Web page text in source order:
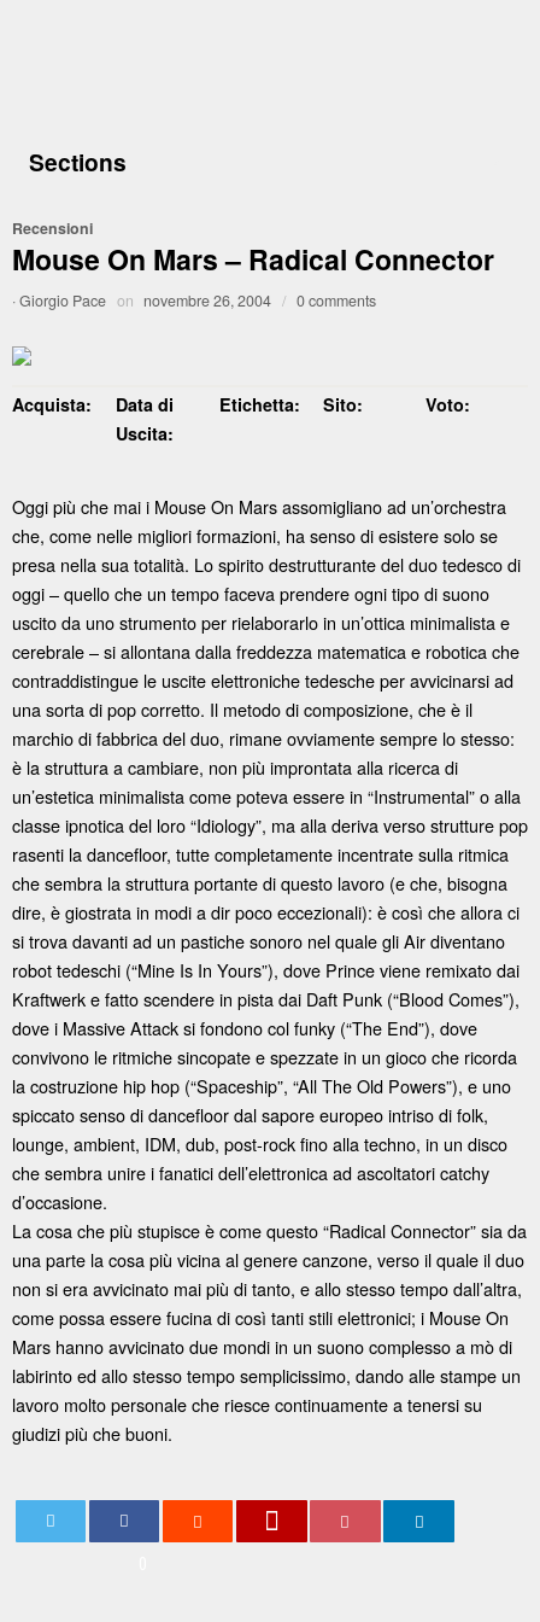
Sections
Recensioni
Mouse On Mars – Radical Connector
·Giorgio Pace on novembre 26, 2004 / 0 comments
Acquista:
Data di
Uscita:
Etichetta: Sito: Voto:
Oggi più che mai i Mouse On Mars assomigliano ad un’orchestra
che, come nelle migliori formazioni, ha senso di esistere solo se
presa nella sua totalità. Lo spirito destrutturante del duo tedesco di
oggi – quello che un tempo faceva prendere ogni tipo di suono
uscito da uno strumento per rielaborarlo in un’ottica minimalista e
cerebrale – si allontana dalla freddezza matematica e robotica che
contraddistingue le uscite elettroniche tedesche per avvicinarsi ad
una sorta di pop corretto. Il metodo di composizione, che è il
marchio di fabbrica del duo, rimane ovviamente sempre lo stesso:
è la struttura a cambiare, non più improntata alla ricerca di
un’estetica minimalista come poteva essere in “Instrumental” o alla
classe ipnotica del loro “Idiology”, ma alla deriva verso strutture pop
rasenti la dancefloor, tutte completamente incentrate sulla ritmica
che sembra la struttura portante di questo lavoro (e che, bisogna
dire, è giostrata in modi a dir poco eccezionali): è così che allora ci
si trova davanti ad un pastiche sonoro nel quale gli Air diventano
robot tedeschi (“Mine Is In Yours”), dove Prince viene remixato dai
Kraftwerk e fatto scendere in pista dai Daft Punk (“Blood Comes”),
dove i Massive Attack si fondono col funky (“The End”), dove
convivono le ritmiche sincopate e spezzate in un gioco che ricorda
la costruzione hip hop (“Spaceship”, “All The Old Powers”), e uno
spiccato senso di dancefloor dal sapore europeo intriso di folk,
lounge, ambient, IDM, dub, post-rock fino alla techno, in un disco
che sembra unire i fanatici dell’elettronica ad ascoltatori catchy
d’occasione.
La cosa che più stupisce è come questo “Radical Connector” sia da
una parte la cosa più vicina al genere canzone, verso il quale il duo
non si era avvicinato mai più di tanto, e allo stesso tempo dall’altra,
come possa essere fucina di così tanti stili elettronici; i Mouse On
Mars hanno avvicinato due mondi in un suono complesso a mò di
labirinto ed allo stesso tempo semplicissimo, dando alle stampe un
lavoro molto personale che riesce continuamente a tenersi su
giudizi più che buoni.